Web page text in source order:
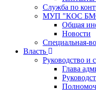
Служба по
МУП "КОС
Общая
Новости
Специальная-
Власть
Руководство и
Глава